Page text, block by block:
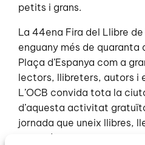
petits i grans.
La 44ena Fira del Llibre
enguany més de
Plaça d’Espanya com a
lectors, llibreters, autors i
L’OCB convida tota la
d’aquesta activitat
jornada que uneix llibres,
en família.